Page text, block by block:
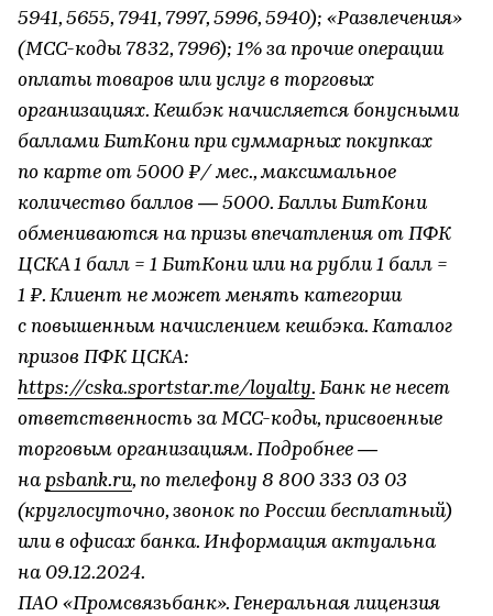
5941, 5655, 7941, 7997, 5996, 5940); «Развлечения»
(МСС-коды 7832, 7996); 1% за прочие операции
оплаты товаров или услуг в торговых
организациях. Кешбэк начисляется бонусными
баллами БитКони при суммарных покупках
по карте от 5000 ₽/ мес., максимальное
количество баллов — 5000. Баллы БитКони
обмениваются на призы впечатления от ПФК
ЦСКА 1 балл = 1 БитКони или на рубли 1 балл =
1 ₽. Клиент не может менять категории
с повышенным начислением кешбэка. Каталог
призов ПФК ЦСКА:
https://cska.sportstar.me/loyalty. Банк не несет
ответственность за МСС-коды, присвоенные
торговым организациям. Подробнее —
на psbank.ru, по телефону 8 800 333 03 03
(круглосуточно, звонок по России бесплатный)
или в офисах банка. Информация актуальна
на 09.12.2024.
ПАО «Промсвязьбанк». Генеральная лицензия